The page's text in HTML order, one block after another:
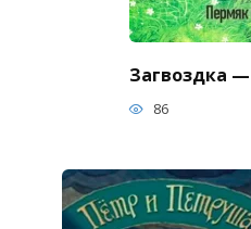
Загвоздка
86